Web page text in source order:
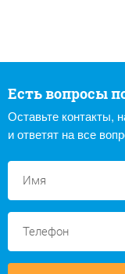
Есть вопросы
Оставьте контакты,
и ответят на все